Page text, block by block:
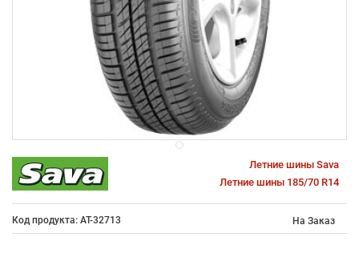
Летние шины Sava
Летние шины 185/70 R14
Код продукта: AT-32713 На Заказ